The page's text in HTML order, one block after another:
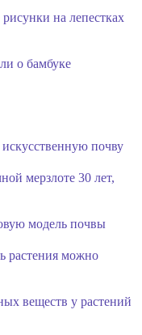
на лепестках
о бамбуке
почву
мерзлоте 30 лет,
модель почвы
растения можно
веществ у растений